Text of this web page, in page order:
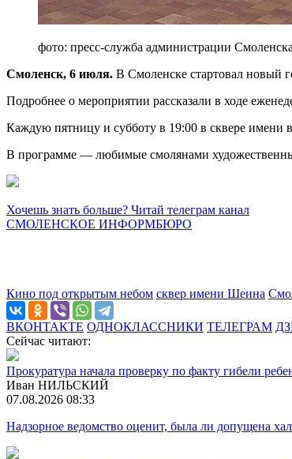
фото: пресс-служба администрации Смоленска
Смоленск, 6 июля. В Смоленске стартовал новый
Подробнее о мероприятии рассказали в ходе
Каждую пятницу и субботу в 19:00 в сквере
В программе — любимые смолянами
Хочешь знать больше? Читай телеграм канал
СМОЛЕНСКОЕ ИНФОРМБЮРО
Кино под открытым небом сквер имени Шеина
ВКОНТАКТЕ ОДНОКЛАССНИКИ ТЕЛЕГРАМ
Сейчас читают:
Прокуратура начала проверку по факту гибели
Иван НИЛЬСКИЙ
07.08.2026 08:33
Надзорное ведомство оценит, была ли допущена